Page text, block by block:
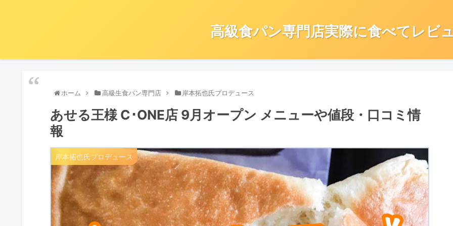
高級食パン専門店実際に食べてレビ
ホーム 高級生食パン専門店 岸本拓也氏プロデュース
あせる王様 C･ONE店 9月オープン メニューや値段・口コミ情
報
岸本拓也氏プロデュース